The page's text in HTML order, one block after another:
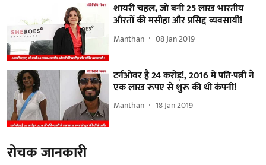
शायरी चहल, जो बनी 25 लाख भारतीय
औरतों की मसीहा और प्रसिद्द व्यवसायी!
Manthan 08 Jan 2019
टर्नओवर है 24 करोड़!, 2016 में पति-पत्नी ने
एक लाख रूपए से शुरू की थी कंपनी!
Manthan 18 Jan 2019
रोचक जानकारी